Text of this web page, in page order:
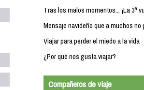
Tras los malos momentos... ¡La 3ª
Mensaje navideño que a muchos no
Viajar para perder el miedo a la vida
¿Por qué nos gusta viajar?
Compañeros de viaje